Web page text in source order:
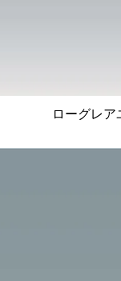
ローグレ